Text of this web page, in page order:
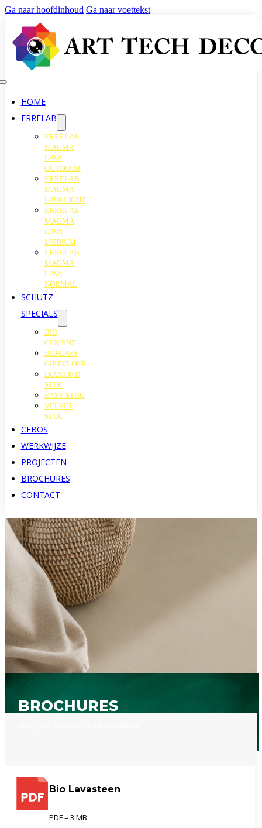
Ga naar hoofdinhoud Ga naar voettekst
HOME
ERRELAB
ERRELAB
MAGMA
LAVA
OUTDOOR
ERRELAB
MAGMA
LAVA LIGHT
ERRELAB
MAGMA
LAVA
MEDIUM
ERRELAB
MAGMA
LAVA
NORMAL
SCHUTZ
SPECIALS
BIO
CEMENT
BIO-LAVA
GIETVLOER
DIAMOND
STUC
EASY STUC
VELVET
STUC
CEBOS
WERKWIJZE
PROJECTEN
BROCHURES
CONTACT
BROCHURES
Bio Lavasteen
PDF – 3 MB